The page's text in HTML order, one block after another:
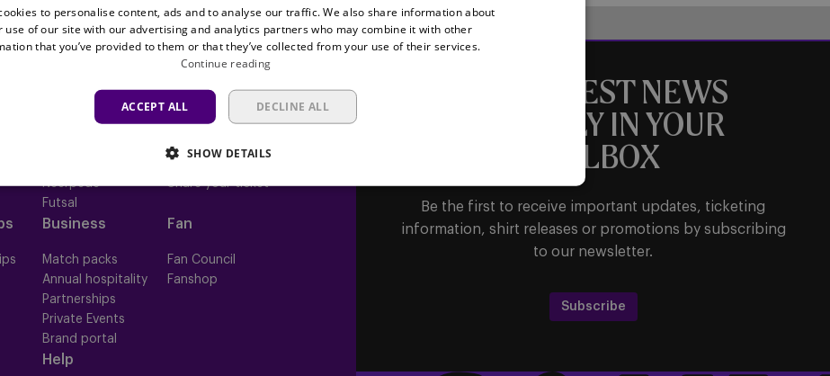
First team
Neerpede
Futsal
Tickets
Match tickets
ABO
Resale
Share your ticket
Business
Match packs
Annual hospitality
Partnerships
Private Events
Brand portal
Fan
Fan Council
Fanshop
Help
THE LATEST NEWS
DIRECTLY IN YOUR
MAILBOX
Be the first to receive important updates, ticketing
information, shirt releases or promotions by subscribing
to our newsletter.
Subscribe
to personalise content, ads and to analyse our traffic. We also share information about
use of our site with our advertising and analytics partners who may combine it with other
that you’ve provided to them or that they’ve collected from your use of their services.
Continue reading
ACCEPT ALL DECLINE ALL
SHOW DETAILS